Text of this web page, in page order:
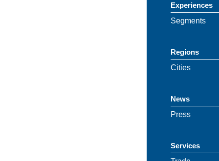
Experiences
Segments
Regions
Cities
News
Press
Services